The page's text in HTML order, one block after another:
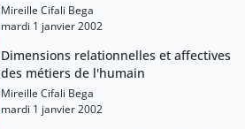
Mireille Cifali Bega
mardi 1 janvier 2002
Dimensions relationnelles et affectives
des métiers de l'humain
Mireille Cifali Bega
mardi 1 janvier 2002